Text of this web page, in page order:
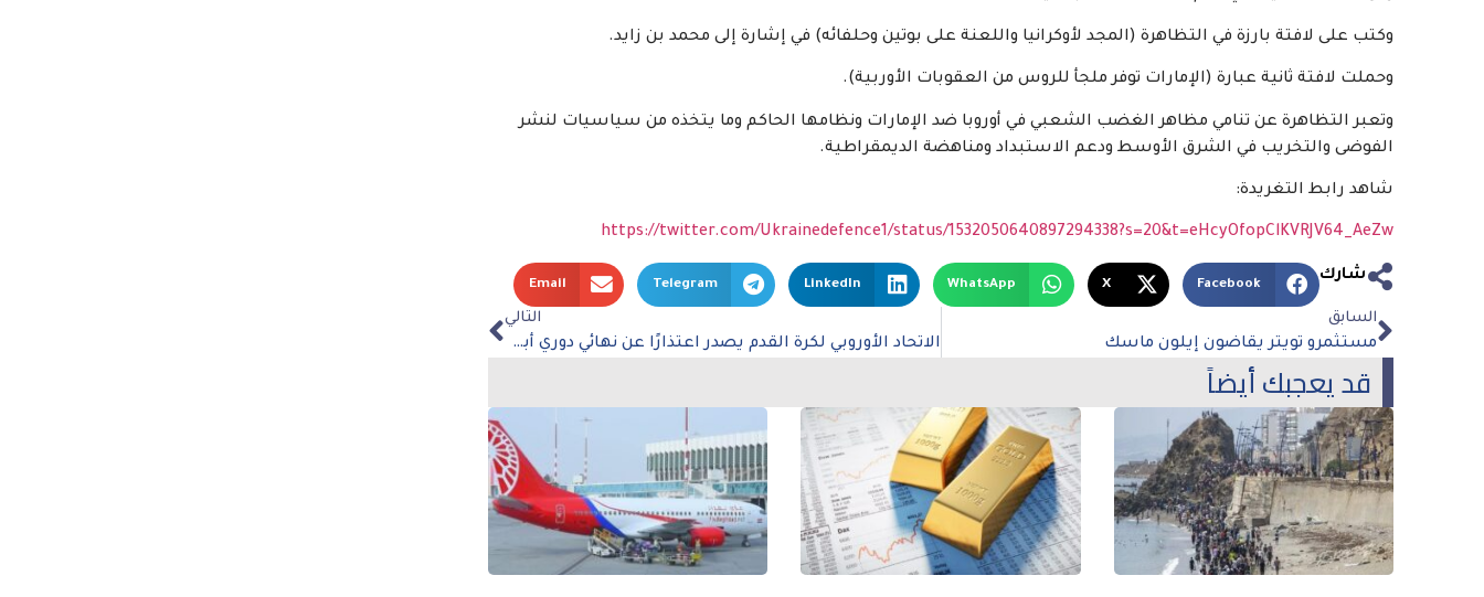
وكتب على لافتة بارزة في التظاهرة (المجد لأوكرانيا واللعنة على بوتين وحلفائه) في إشارة إلى محمد بن زايد.
وحملت لافتة ثانية عبارة (الإمارات توفر ملجأ للروس من العقوبات الأوربية).
وتعبر التظاهرة عن تنامي مظاهر الغضب الشعبي في أوروبا ضد الإمارات ونظامها الحاكم وما يتخذه من سياسيات لنشر
الفوضى والتخريب في الشرق الأوسط ودعم الاستبداد ومناهضة الديمقراطية.
شاهد رابط التغريدة:
https://twitter.com/Ukrainedefence1/status/1532050640897294338?s=20&t=eHcyOfopClKVRJV64_AeZw
شارك
Facebook
X
WhatsApp
LinkedIn
Telegram
Email
السابق
مستثمرو تويتر يقاضون إيلون ماسك
التالي
الاتحاد الأوروبي لكرة القدم يصدر اعتذارًا عن نهائي دوري أبطال أوروبا لجماهير ليفربول وريال مدريد
قد يعجبك أيضاً